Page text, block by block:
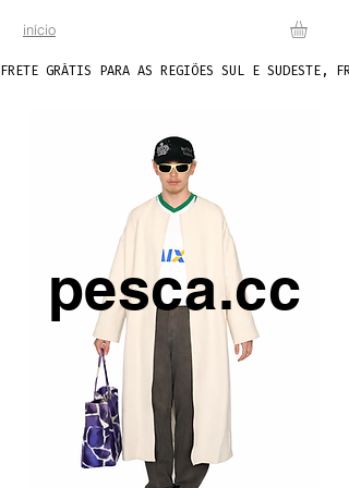
início
FRETE GRÁTIS PARA AS REGIÕES SUL E SUDESTE,
pesca.cc